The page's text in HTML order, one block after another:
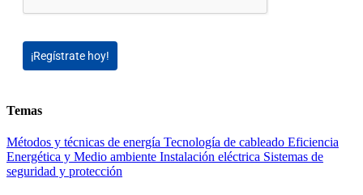
¡Regístrate hoy!
Temas
Métodos y técnicas de energía Tecnología de cableado Eficiencia
Energética y Medio ambiente Instalación eléctrica Sistemas de
seguridad y protección